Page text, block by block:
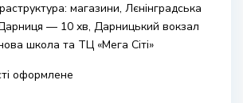
магазини, Лєнінградська
— 10 хв, Дарницький вокзал
школа та ТЦ «Мега Сіті»
оформлене